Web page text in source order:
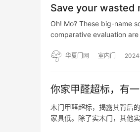
Save your wasted
Oh! Mo? These big-name
comparative evaluation
华夏门网 室内门 2024
你家甲醛超标，有
木门甲醛超标，揭露其背后
家具低。除了实木门，其他